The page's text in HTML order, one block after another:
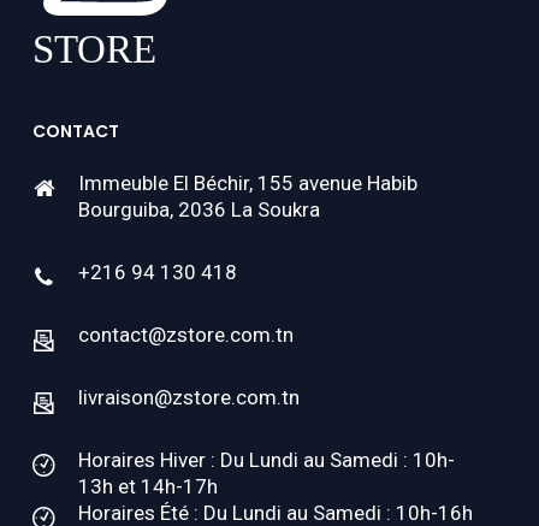
CONTACT
Immeuble El Béchir, 155 avenue Habib
Bourguiba, 2036 La Soukra
+216 94 130 418
contact@zstore.com.tn
livraison@zstore.com.tn
Horaires Hiver : Du Lundi au Samedi : 10h-
13h et 14h-17h
Horaires Été : Du Lundi au Samedi : 10h-16h